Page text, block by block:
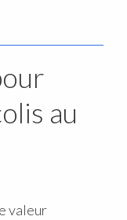
au
valeur